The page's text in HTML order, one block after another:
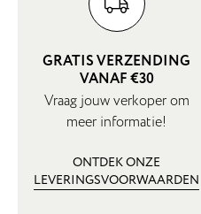
GRATIS VERZENDING
VANAF €30
Vraag jouw verkoper om
meer informatie!
ONTDEK ONZE
LEVERINGSVOORWAARDEN